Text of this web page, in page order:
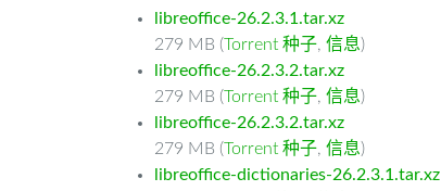
libreoffice-26.2.3.1.tar.xz
279 MB (Torrent 种子, 信息)
libreoffice-26.2.3.2.tar.xz
279 MB (Torrent 种子, 信息)
libreoffice-26.2.3.2.tar.xz
279 MB (Torrent 种子, 信息)
libreoffice-dictionaries-26.2.3.1.tar.xz